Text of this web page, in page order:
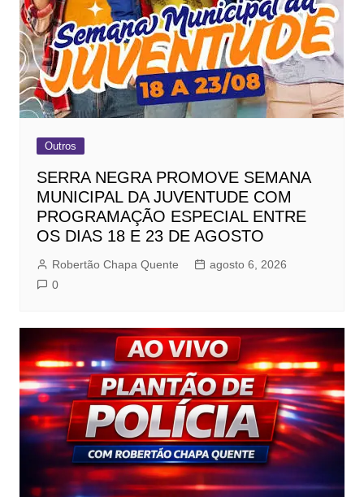
Outros
SERRA NEGRA PROMOVE SEMANA
MUNICIPAL DA JUVENTUDE COM
PROGRAMAÇÃO ESPECIAL ENTRE
OS DIAS 18 E 23 DE AGOSTO
Robertão Chapa Quente
agosto 6, 2026
0